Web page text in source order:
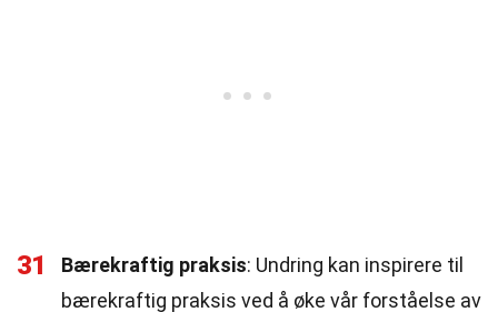
31 Bærekraftig praksis: Undring kan inspirere til
bærekraftig praksis ved å øke vår forståelse av